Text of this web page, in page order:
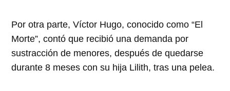
Por otra parte, Víctor Hugo, conocido como “El
Morte”, contó que recibió una demanda por
sustracción de menores, después de quedarse
durante 8 meses con su hija Lilith, tras una pelea.